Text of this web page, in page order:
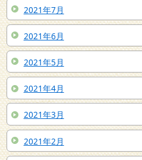
2021年7月
2021年6月
2021年5月
2021年4月
2021年3月
2021年2月